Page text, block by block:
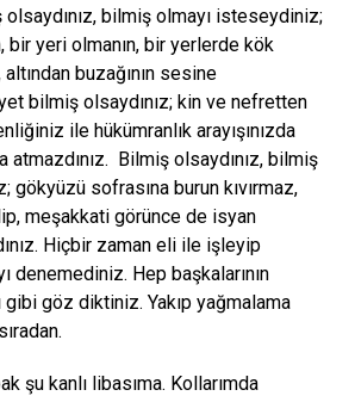
bilmiş olmayı isteseydiniz;
bir yeri olmanın, bir yerlerde kök
buzağının sesine
bilmiş olsaydınız; kin ve nefretten
ile hükümranlık arayışınızda
atmazdınız. Bilmiş olsaydınız, bilmiş
gökyüzü sofrasına burun kıvırmaz,
meşakkati görünce de isyan
Hiçbir zaman eli ile işleyip
denemediniz. Hep başkalarının
göz diktiniz. Yakıp yağmalama
şu kanlı libasıma. Kollarımda